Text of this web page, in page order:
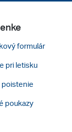
formulár
pri letisku
poukazy